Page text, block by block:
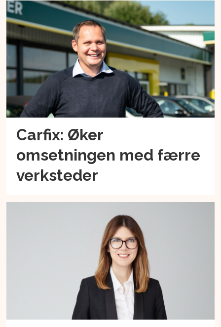
Carfix: Øker
omsetningen med færre
verksteder